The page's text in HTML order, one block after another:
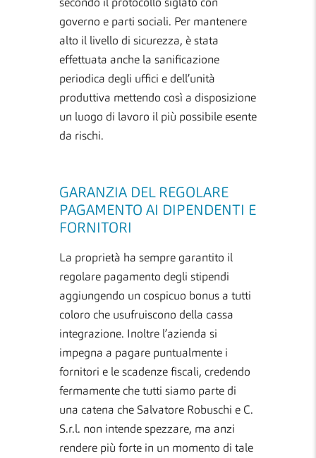
secondo il protocollo siglato con
governo e parti sociali. Per mantenere
alto il livello di sicurezza, è stata
effettuata anche la sanificazione
periodica degli uffici e dell’unità
produttiva mettendo così a disposizione
un luogo di lavoro il più possibile esente
da rischi.
GARANZIA DEL REGOLARE
PAGAMENTO AI DIPENDENTI E
FORNITORI
La proprietà ha sempre garantito il
regolare pagamento degli stipendi
aggiungendo un cospicuo bonus a tutti
coloro che usufruiscono della cassa
integrazione.
Inoltre l’azienda si
impegna a pagare puntualmente i
fornitori e le scadenze fiscali, credendo
fermamente che tutti siamo parte di
una catena che Salvatore Robuschi e C.
S.r.l. non intende spezzare, ma anzi
rendere più forte in un momento di tale